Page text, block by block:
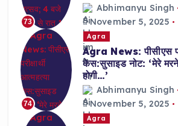
73
Abhimanyu Singh
November 5, 2025
74
Agra
Agra News: पीसीएस
केस:सुसाइड नोट: ‘मेरे मरने
होगी…’
Abhimanyu Singh
November 5, 2025
Agra